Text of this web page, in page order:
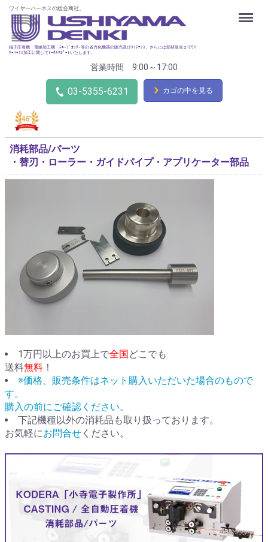
ワイヤーハーネスの総合商社。
端子圧着機・電線加工機・ﾁｭｰﾌﾞｶｯﾀｰ等の省力化機器の販売及びﾒﾝﾃﾅﾝｽ。さらには部材販売までﾜｲ
ﾔｰﾊｰﾈｽ加工に関してﾄｰﾀﾙｻﾎﾟｰﾄいたします。
営業時間 9:00～17:00
03-5355-6231 カゴの中を見る
Menu
消耗部品/パーツ
・替刃・ローラー・ガイドパイプ・アプリケーター部品
1万円以上のお買上で全国 どこでも
送料無料 ！
※価格、販売条件はネット購入いただいた場合のもので
す。
購入の前にご確認ください。
下記機種以外の消耗品も取り扱っております。
お気軽にお問合せ ください。